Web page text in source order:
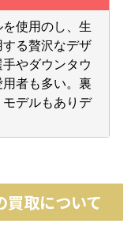
使用のし、生
る贅沢なデザ
やダウンタウ
者も多い。裏
デルもありデ
買取について